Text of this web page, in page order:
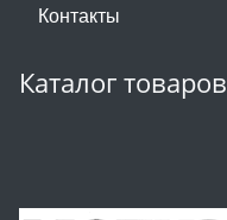
Контакты
Каталог товаров